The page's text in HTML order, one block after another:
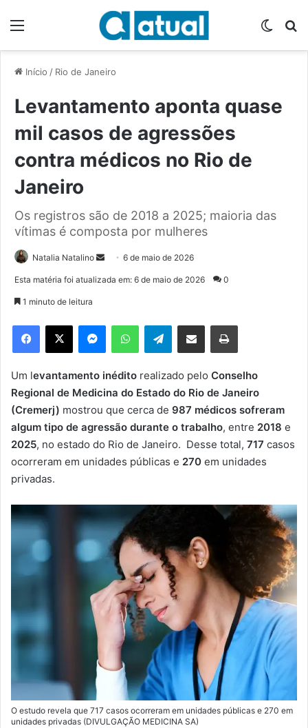
Início / Rio de Janeiro
Levantamento aponta quase
mil casos de agressões
contra médicos no Rio de
Janeiro
Os registros são de 2018 a 2025; maioria das
vítimas é composta por mulheres
Natalia Natalino
e
m
e
-
m
a
6 de maio de 2026
Esta matéria foi atualizada em: 6 de maio de 2026 0
1 minuto de leitura
Telegram
Um levantamento inédito realizado pelo Conselho
Regional de Medicina do Estado do Rio de Janeiro
(Cremerj) mostrou que cerca de 987 médicos sofreram
algum tipo de agressão durante o trabalho, entre 2018 e
2025, no estado do Rio de Janeiro. Desse total, 717 casos
ocorreram em unidades públicas e 270 em unidades
privadas.
O estudo revela que 717 casos ocorreram em unidades públicas e 270 em
unidades privadas (DIVULGAÇÃO MEDICINA SA)